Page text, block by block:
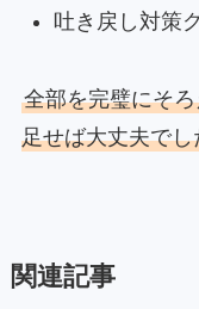
吐き戻し対策
全部を完璧にそ
足せば大丈夫でし
関連記事